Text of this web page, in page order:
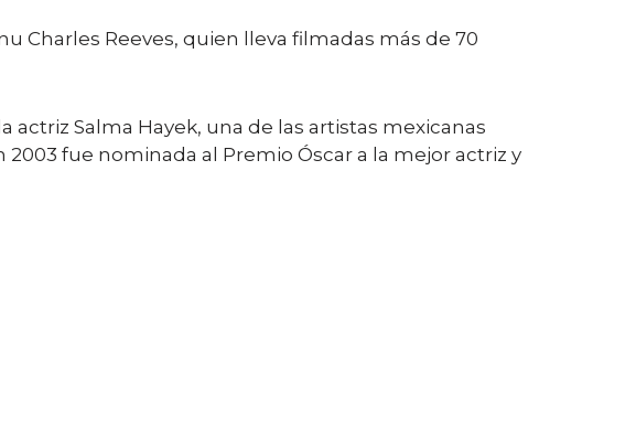
Charles Reeves, quien lleva filmadas más de 70
actriz Salma Hayek, una de las artistas mexicanas
fue nominada al Premio Óscar a la mejor actriz y